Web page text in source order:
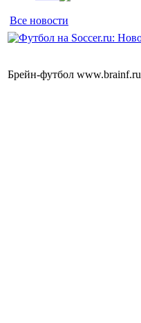
Все новости
Брейн-футбол www.brainf.ru